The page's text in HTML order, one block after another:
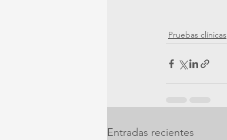
Pruebas clínicas
Entradas recientes